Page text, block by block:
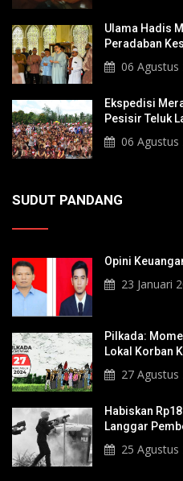
Ulama Hadis
Peradaban
Sultan Hingga
06 Agustus
Ekspedisi
Pesisir Teluk
06 Agustus
SUDUT PANDANG
Opini
23 Januari
Pilkada:
Lokal Korban
27 Agustus
Habiskan
Langgar
25 Agustus